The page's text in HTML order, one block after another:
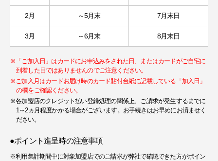
2月 ～5月末 7月末日
3月 ～6月末 8月末日
※「ご加入日」はカードにお申込みをされた日、またはカードがご自宅に
到着した日ではありませんのでご注意ください。
※ご加入月はカードお届け時のカード貼付台紙に記載している「加入日」
の欄をご確認ください。
※各加盟店のクレジット払い登録処理の関係上、ご請求が発生するまでに
1～2ヵ月程度かかる場合がございます。お手続きはお早めにお済ませく
ださい。
●ポイント進呈時の注意事項
※利用集計期間中に対象加盟店でのご請求が弊社で確認できた方がポイン